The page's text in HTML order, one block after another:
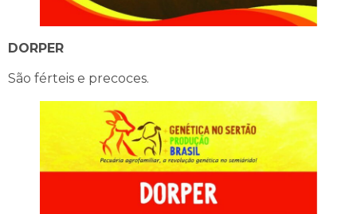
DORPER
São férteis e precoces.